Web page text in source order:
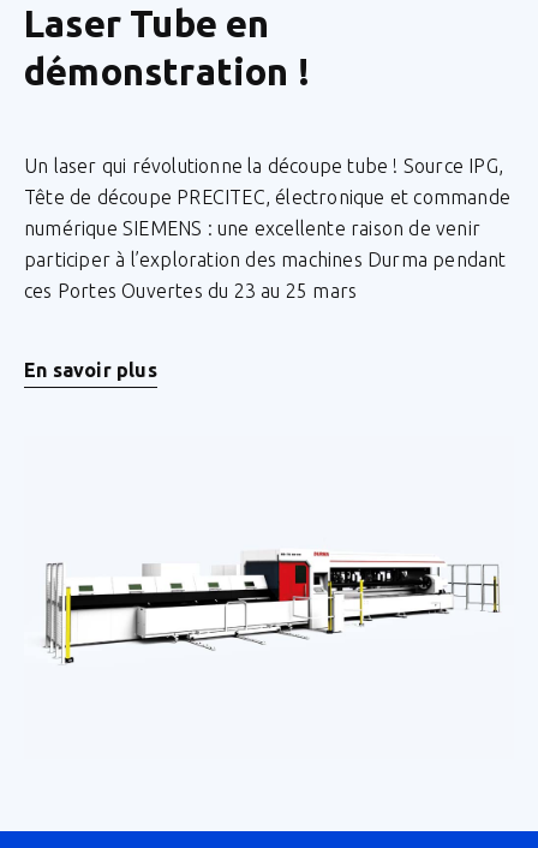
Laser Tube en
démonstration !
Un laser qui révolutionne la découpe tube ! Source IPG,
Tête de découpe PRECITEC, électronique et commande
numérique SIEMENS : une excellente raison de venir
participer à l’exploration des machines Durma pendant
ces Portes Ouvertes du 23 au 25 mars
En savoir plus